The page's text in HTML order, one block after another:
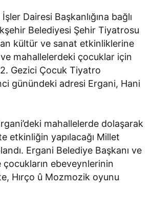
Dairesi Başkanlığına bağlı
Belediyesi Şehir Tiyatrosu
kültür ve sanat etkinliklerine
mahallelerdeki çocuklar için
Gezici Çocuk Tiyatro
günündeki adresi Ergani, Hani
mahallelerde dolaşarak
etkinliğin yapılacağı Millet
Ergani Belediye Başkanı ve
çocukların ebeveynlerinin
Hırço û Mozmozik oyunu